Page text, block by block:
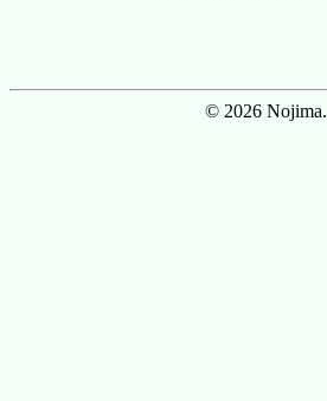
© 2026 Nojima.